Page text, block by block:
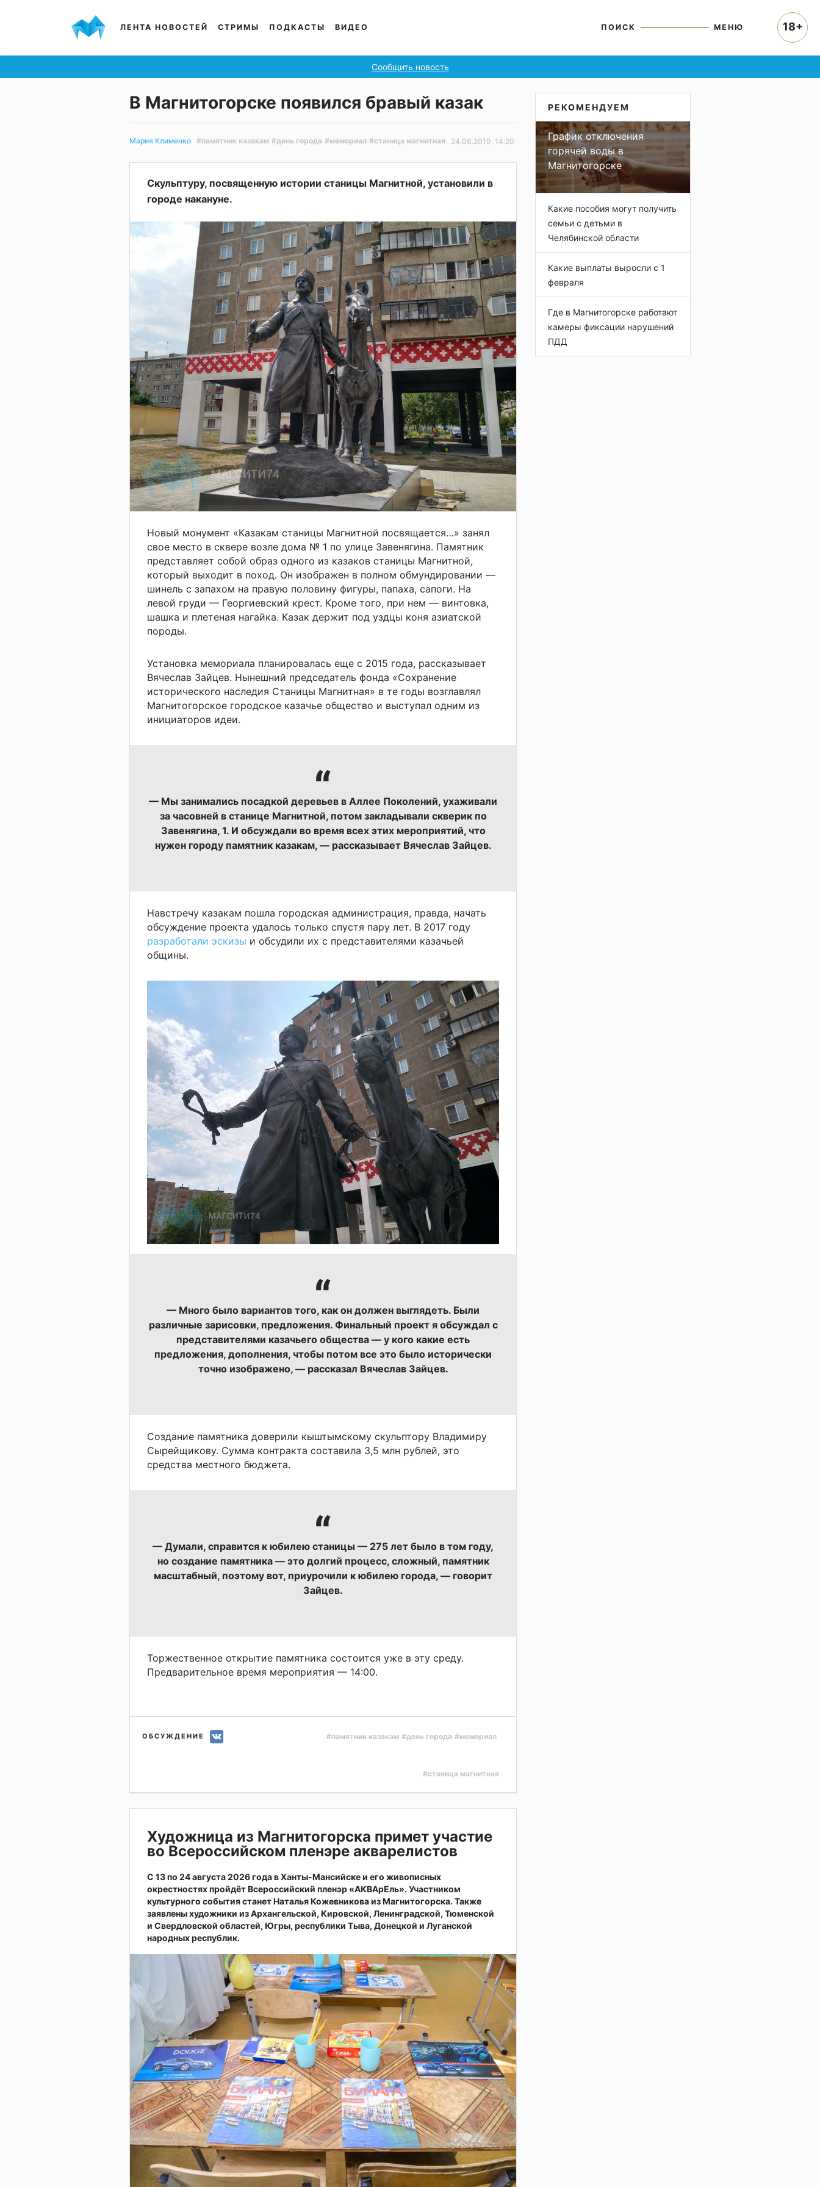
ЛЕНТА НОВОСТЕЙ СТРИМЫ ПОДКАСТЫ ВИДЕО ПОИСК МЕНЮ
Сообщить новость
В Магнитогорске появился бравый казак
Мария Клименко #памятник казакам #день города #мемориал #станица магнитная 24.06.2019, 14:20
Скульптуру, посвященную истории станицы Магнитной, установили в
городе накануне.
Новый монумент «Казакам станицы Магнитной посвящается…» занял
свое место в сквере возле дома № 1 по улице Завенягина. Памятник
представляет собой образ одного из казаков станицы Магнитной,
который выходит в поход. Он изображен в полном обмундировании —
шинель с запахом на правую половину фигуры, папаха, сапоги. На
левой груди — Георгиевский крест. Кроме того, при нем — винтовка,
шашка и плетеная нагайка. Казак держит под уздцы коня азиатской
породы.
Установка мемориала планировалась еще с 2015 года, рассказывает
Вячеслав Зайцев. Нынешний председатель фонда «Сохранение
исторического наследия Станицы Магнитная» в те годы возглавлял
Магнитогорское городское казачье общество и выступал одним из
инициаторов идеи.
— Мы занимались посадкой деревьев в Аллее Поколений, ухаживали
за часовней в станице Магнитной, потом закладывали скверик по
Завенягина, 1. И обсуждали во время всех этих мероприятий, что
нужен городу памятник казакам, — рассказывает Вячеслав Зайцев.
Навстречу казакам пошла городская администрация, правда, начать
обсуждение проекта удалось только спустя пару лет. В 2017 году
разработали эскизы и обсудили их с представителями казачьей
общины.
— Много было вариантов того, как он должен выглядеть. Были
различные зарисовки, предложения. Финальный проект я обсуждал с
представителями казачьего общества — у кого какие есть
предложения, дополнения, чтобы потом все это было исторически
точно изображено, — рассказал Вячеслав Зайцев.
Создание памятника доверили кыштымскому скульптору Владимиру
Сырейщикову. Сумма контракта составила 3,5 млн рублей, это
средства местного бюджета.
— Думали, справится к юбилею станицы — 275 лет было в том году,
но создание памятника — это долгий процесс, сложный, памятник
масштабный, поэтому вот, приурочили к юбилею города, — говорит
Зайцев.
Торжественное открытие памятника состоится уже в эту среду.
Предварительное время мероприятия — 14:00.
ОБСУЖДЕНИЕ #памятник казакам #день города #мемориал
#станица магнитная
Художница из Магнитогорска примет участие
во Всероссийском пленэре акварелистов
С 13 по 24 августа 2026 года в Ханты-Мансийске и его живописных
окрестностях пройдёт Всероссийский пленэр «АКВАрЕль». Участником
культурного события станет Наталья Кожевникова из Магнитогорска. Также
заявлены художники из Архангельской, Кировской, Ленинградской, Тюменской
и Свердловской областей, Югры, республики Тыва, Донецкой и Луганской
народных республик.
РЕКОМЕНДУЕМ
График отключения
горячей воды в
Магнитогорске
Какие пособия могут получить
семьи с детьми в
Челябинской области
Какие выплаты выросли с 1
февраля
Где в Магнитогорске работают
камеры фиксации нарушений
ПДД
18+